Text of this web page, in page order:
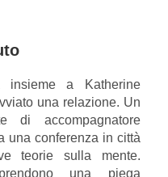
a Katherine
una relazione. Un
accompagnatore
una conferenza in città
teorie sulla mente.
una piega